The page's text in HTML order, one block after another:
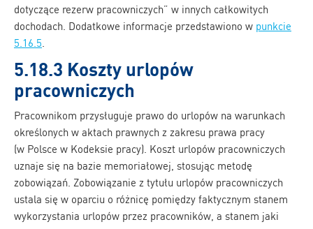
dotyczące rezerw pracowniczych” w innych całkowitych
dochodach. Dodatkowe informacje przedstawiono w punkcie
5.16.5.
5.18.3 Koszty urlopów
pracowniczych
Pracownikom przysługuje prawo do urlopów na warunkach
określonych w aktach prawnych z zakresu prawa pracy
(w Polsce w Kodeksie pracy). Koszt urlopów pracowniczych
uznaje się na bazie memoriałowej, stosując metodę
zobowiązań. Zobowiązanie z tytułu urlopów pracowniczych
ustala się w oparciu o różnicę pomiędzy faktycznym stanem
wykorzystania urlopów przez pracowników, a stanem jaki